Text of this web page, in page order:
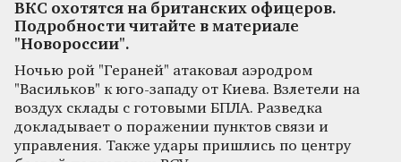
ВКС охотятся на британских офицеров.
Подробности читайте в материале
"Новороссии".
Ночью рой "Гераней" атаковал аэродром
"Васильков" к юго-западу от Киева. Взлетели на
воздух склады с готовыми БПЛА. Разведка
докладывает о поражении пунктов связи и
управления. Также удары пришлись по центру